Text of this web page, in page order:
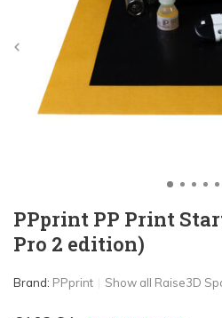
PPprint PP Print
Pro 2 edition)
Brand: PPprint Show all Raise3D